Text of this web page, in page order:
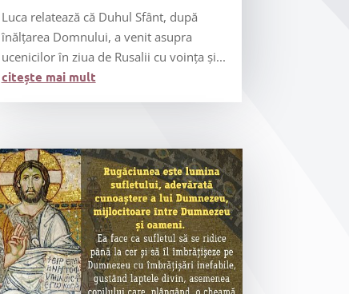
Luca relatează că Duhul Sfânt, după
înălțarea Domnului, a venit asupra
ucenicilor în ziua de Rusalii cu voința și...
citește mai mult